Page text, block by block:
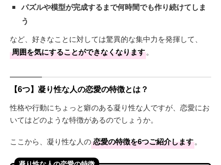
パズルや模型が完成するまで何時間でも作り続けてしま
う
など、好きなことに対しては驚異的な集中力を発揮して、
周囲を気にすることができなくなります。
【6つ】凝り性な人の恋愛の特徴とは？
性格や行動にちょっと癖のある凝り性な人ですが、恋愛にお
いてはどのような特徴があるのでしょうか。
ここから、凝り性な人の恋愛の特徴を6つご紹介します。